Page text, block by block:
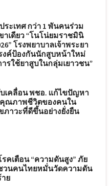
ระเทศ กว่า 1 พันคนร่วม
าเดียว “โนโน่ยมราชมินิ
โรงพยาบาลเจ้าพระยา
งค์ป้องกันนักสูบหน้าใหม่
รใช้ยาสูบในกลุ่มเยาวชน”
เคลื่อน พชอ. แก้ไขปัญหา
ณภาพชีวิตของคนใน
าวะที่ดีขึ้นอย่างยั่งยืน
คเตือน “ความดันสูง” ภัย
ชวนคนไทยหมั่นวัดความดัน
ย